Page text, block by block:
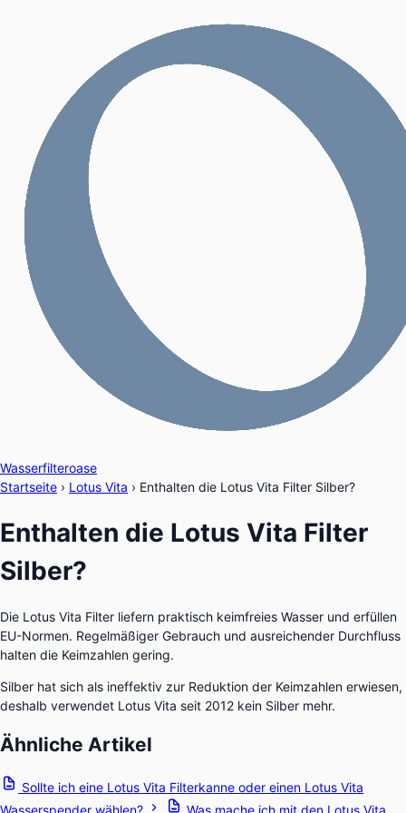
Wasserfilteroase
Startseite › Lotus Vita › Enthalten die Lotus Vita Filter Silber?
Enthalten die Lotus Vita Filter
Silber?
Die Lotus Vita Filter liefern praktisch keimfreies Wasser und erfüllen
EU-Normen. Regelmäßiger Gebrauch und ausreichender Durchfluss
halten die Keimzahlen gering.
Silber hat sich als ineffektiv zur Reduktion der Keimzahlen erwiesen,
deshalb verwendet Lotus Vita seit 2012 kein Silber mehr.
Ähnliche Artikel
Sollte ich eine Lotus Vita Filterkanne oder einen Lotus Vita